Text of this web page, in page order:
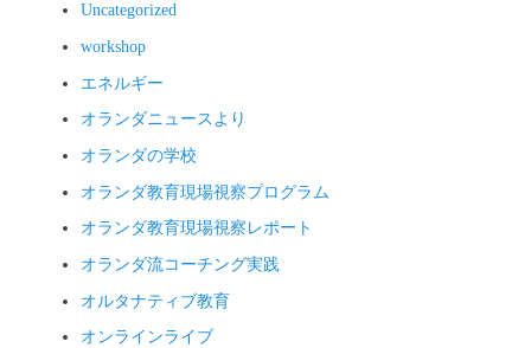
Uncategorized
workshop
エネルギー
オランダニュースより
オランダの学校
オランダ教育現場視察プログラム
オランダ教育現場視察レポート
オランダ流コーチング実践
オルタナティブ教育
オンラインライブ